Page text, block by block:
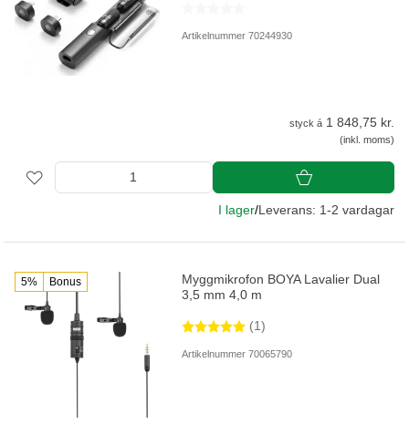
Artikelnummer 70244930
styck á 1 848,75 kr.
(inkl. moms)
I lager/Leverans: 1-2 vardagar
5% Bonus
Myggmikrofon BOYA Lavalier Dual
3,5 mm 4,0 m
(1)
Artikelnummer 70065790